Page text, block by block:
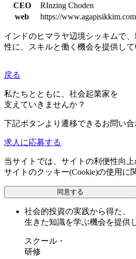
CEO
RInzing Choden
web
https://
インドのヒマラヤ辺境シッキムで
性に、スキルと働く機会を提供して
戻る
私たちとともに、社会起業家を
支えていきませんか？
下記ボタンより遷移できるお問い
求人に応募する
当サイトでは、サイトの利便性向
サイトのクッキー(Cookie)の使用に
同意する
社会的投資の実践から得た、
生きた知識を学ぶ機会を提供
スクール・
研修